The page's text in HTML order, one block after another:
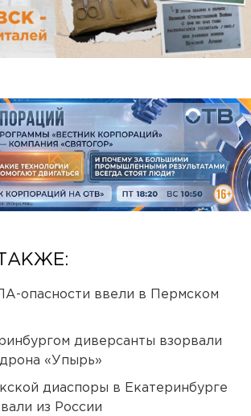
опасности ввели в Пермском
диверсанты взорвали
«Упырь»
диаспоры в Екатеринбурге
из России